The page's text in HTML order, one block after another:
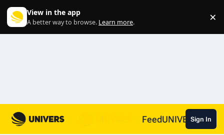
View in the app
A better way to browse. Learn more. ×
FeedUNIVERSSign In